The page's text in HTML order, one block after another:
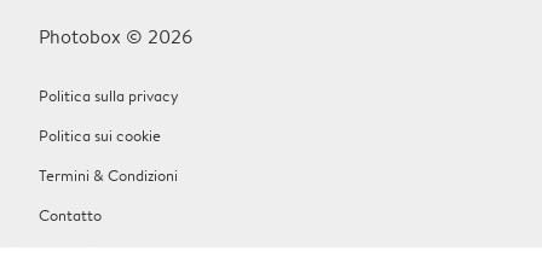
Photobox © 2026
Politica sulla privacy
Politica sui cookie
Termini & Condizioni
Contatto